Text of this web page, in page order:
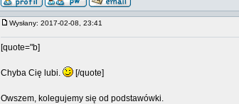
Wysłany: 2017-02-08, 23:41
[quote="b]
Chyba Cię lubi. [/quote]
Owszem, kolegujemy się od podstawówki.